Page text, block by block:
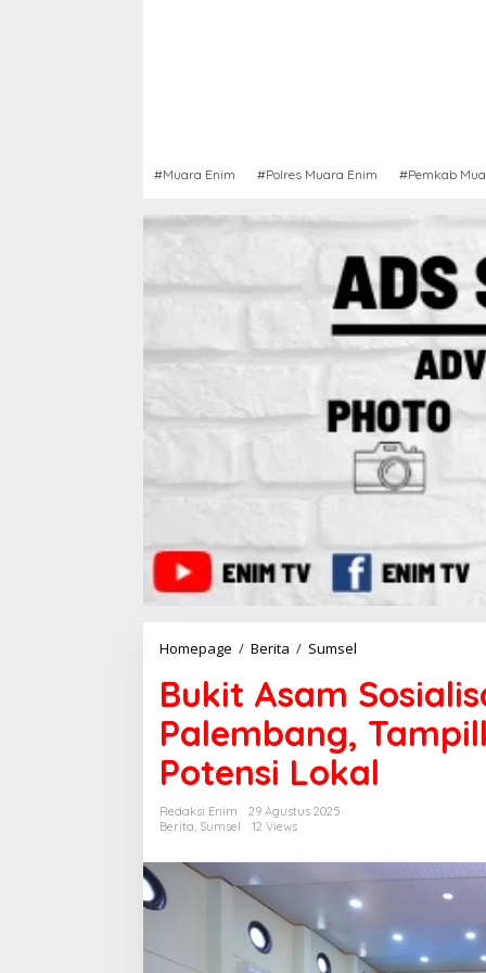
#Muara Enim #Polres Muara Enim #Pemkab
Homepage / Berita / Sumsel
k
i
s
a
s
a
s
Bukit Asam
Palembang,
Potensi Lokal
Redaksi Enim
29 Agustus 2025
Berita Sumsel 12 Views